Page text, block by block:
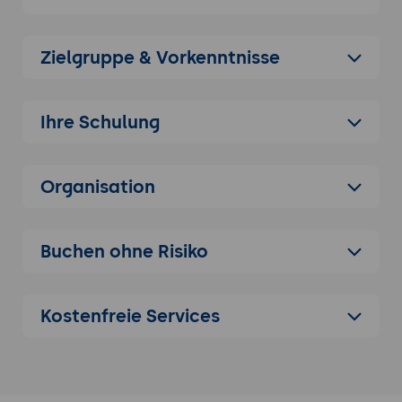
Programm, das Anfragen liest, Bausteine
zusammenstellt, Texte ausformuliert,
Angebots-Entwurf vorlegt.
Was KI im Angebots-Prozess gut kann:
zu Leistungs-Texten ausformulieren,
passende Textbausteine vorschlagen,
Versionen für unterschiedliche Kunden-
erfinden, Margen-Spielräume einschätzen,
Zielgruppe & Vorkenntnisse
Ihre Schulung
Organisation
Buchen ohne Risiko
Kostenfreie Services